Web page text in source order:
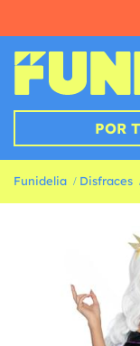
POR
Funidelia Disfraces